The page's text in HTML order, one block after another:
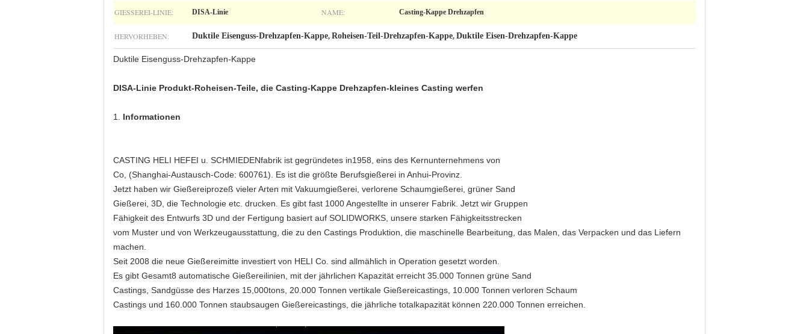
GIESSEREI-LINIE: DISA-Linie NAME: Casting-Kappe Drehzapfen
HERVORHEBEN: Duktile Eisenguss-Drehzapfen-Kappe, Roheisen-Teil-Drehzapfen-Kappe, Duktile Eisen-Drehzapfen-Kappe
Duktile Eisenguss-Drehzapfen-Kappe
DISA-Linie Produkt-Roheisen-Teile, die Casting-Kappe Drehzapfen-kleines Casting werfen
1. Informationen
CASTING HELI HEFEI u. SCHMIEDENfabrik ist gegründetes in1958, eins des Kernunternehmens von
Co, (Shanghai-Austausch-Code: 600761). Es ist die größte Berufsgießerei in Anhui-Provinz.
Jetzt haben wir Gießereiprozeß vieler Arten mit Vakuumgießerei, verlorene Schaumgießerei, grüner Sand
Gießerei, 3D, die Technologie etc. drucken. Es gibt fast 1000 Angestellte in unserer Fabrik. Jetzt wir Gruppen
Fähigkeit des Entwurfs 3D und der Fertigung basiert auf SOLIDWORKS, unsere starken Fähigkeitsstrecken
vom Muster und von Werkzeugausstattung, die zu den Castings Produktion, die maschinelle Bearbeitung, das Malen, das Verpacken und das Liefern
machen.
Seit 2008 die neue Gießereimitte investiert von HELI Co. sind allmählich in Operation gesetzt worden.
Es gibt Gesamt8 automatische Gießereilinien, mit der jährlichen Kapazität erreicht 35.000 Tonnen grüne Sand
Castings, Sandgüsse des Harzes 15,000tons, 20.000 Tonnen vertikale Gießereicastings, 10.000 Tonnen verloren Schaum
Castings und 160.000 Tonnen staubsaugen Gießereicastings, die jährliche totalkapazität können 220.000 Tonnen erreichen.